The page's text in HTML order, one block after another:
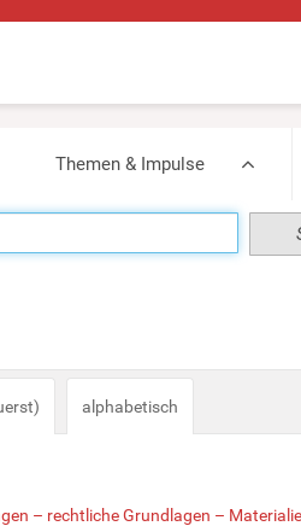
Themen & Impulse
alphabetisch
– rechtliche Grundlagen –